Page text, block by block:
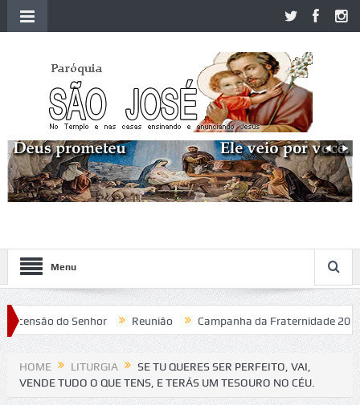
Menu
do Senhor Reunião Campanha da Fraternidade 2020
HOME LITURGIA
SE TU QUERES SER PERFEITO, VAI,
VENDE TUDO O QUE TENS, E TERÁS UM TESOURO NO CÉU.